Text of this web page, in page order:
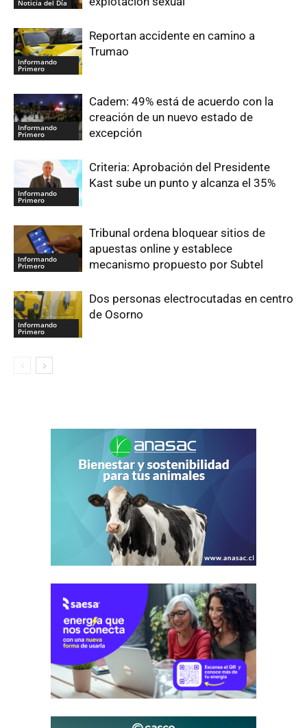
Noticia del Día
Informando
Primero
Reportan accidente en camino a
Trumao
Informando
Primero
Cadem: 49% está de acuerdo con la
creación de un nuevo estado de
excepción
Informando
Primero
Criteria: Aprobación del Presidente
Kast sube un punto y alcanza el 35%
Informando
Primero
Tribunal ordena bloquear sitios de
apuestas online y establece
mecanismo propuesto por Subtel
Informando
Primero
Dos personas electrocutadas en centro
de Osorno